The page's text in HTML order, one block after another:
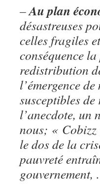
–Au plan
désastreuses
celles fragiles
conséquence
redistribution
l’émergence
susceptibles
l’anecdote, un
nous; «
le dos de la
pauvreté
gouvernement,